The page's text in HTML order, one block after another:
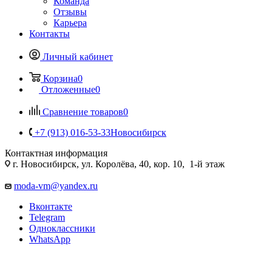
Отзывы
Карьера
Контакты
Личный кабинет
Корзина0
Отложенные0
Сравнение товаров0
+7 (913) 016-53-33Новосибирск
Контактная информация
г. Новосибирск, ул. Королёва, 40, кор. 10, 1-й этаж
moda-vm@yandex.ru
Вконтакте
Telegram
Одноклассники
WhatsApp